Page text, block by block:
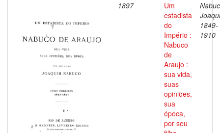
1897
Um
estadista
do
Império :
Nabuco
de
Araujo :
sua vida,
suas
opiniões,
sua
época,
por seu
1849-
1910